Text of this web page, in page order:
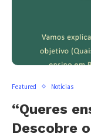
Featured Notícias
“Queres
Descobre